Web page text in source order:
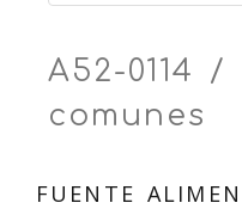
A52-0114 /
comunes
FUENTE